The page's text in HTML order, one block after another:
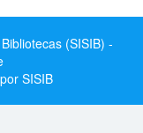
(SISIB) -
SISIB